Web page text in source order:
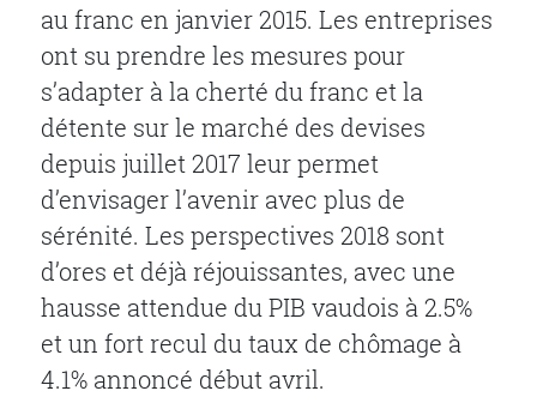
au franc en janvier 2015. Les entreprises
ont su prendre les mesures pour
s’adapter à la cherté du franc et la
détente sur le marché des devises
depuis juillet 2017 leur permet
d’envisager l’avenir avec plus de
sérénité. Les perspectives 2018 sont
d’ores et déjà réjouissantes, avec une
hausse attendue du PIB vaudois à 2.5%
et un fort recul du taux de chômage à
4.1% annoncé début avril.